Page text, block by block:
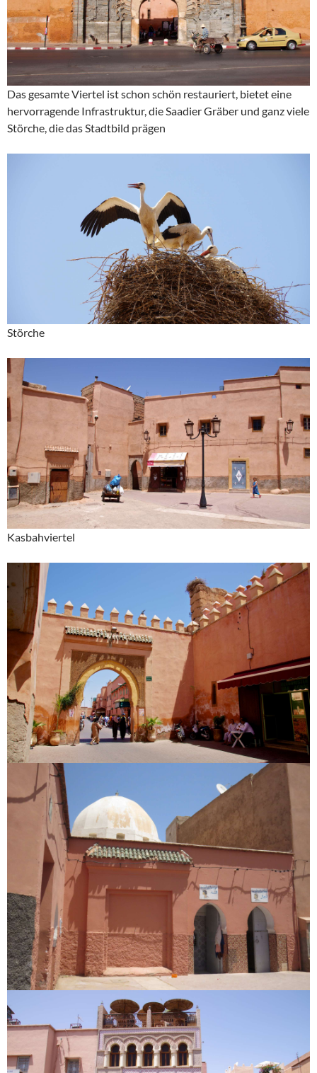
Das gesamte Viertel ist schon schön restauriert, bietet eine
hervorragende Infrastruktur, die Saadier Gräber und ganz viele
Störche, die das Stadtbild prägen
Störche
Kasbahviertel